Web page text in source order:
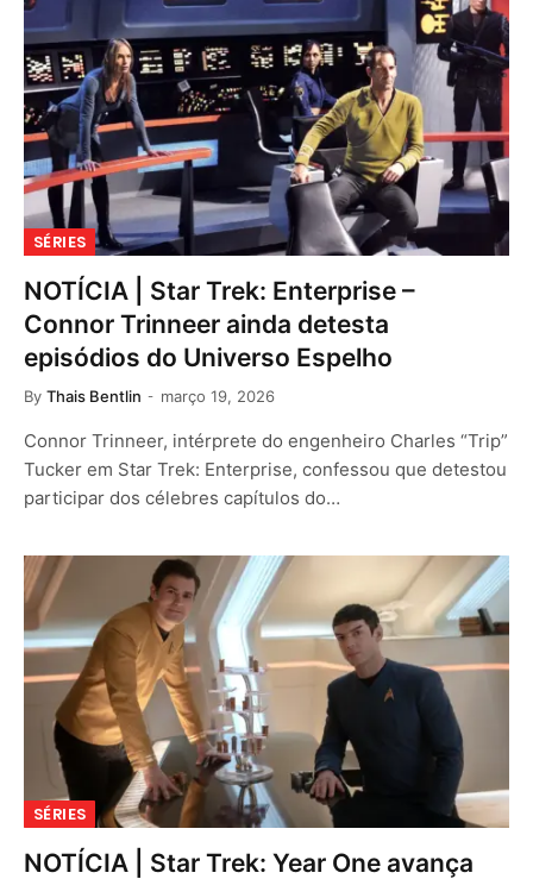
SÉRIES
NOTÍCIA | Star Trek: Enterprise –
Connor Trinneer ainda detesta
episódios do Universo Espelho
By Thais Bentlin março 19, 2026
Connor Trinneer, intérprete do engenheiro Charles “Trip”
Tucker em Star Trek: Enterprise, confessou que detestou
participar dos célebres capítulos do…
SÉRIES
NOTÍCIA | Star Trek: Year One avança